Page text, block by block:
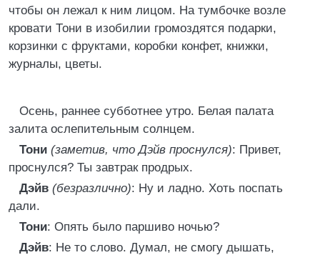
чтобы он лежал к ним лицом. На тумбочке возле
кровати Тони в изобилии громоздятся подарки,
корзинки с фруктами, коробки конфет, книжки,
журналы, цветы.
Осень, раннее субботнее утро. Белая палата
залита ослепительным солнцем.
Тони (заметив, что Дэйв проснулся): Привет,
проснулся? Ты завтрак продрых.
Дэйв (безразлично): Ну и ладно. Хоть поспать
дали.
Тони: Опять было паршиво ночью?
Дэйв: Не то слово. Думал, не смогу дышать,